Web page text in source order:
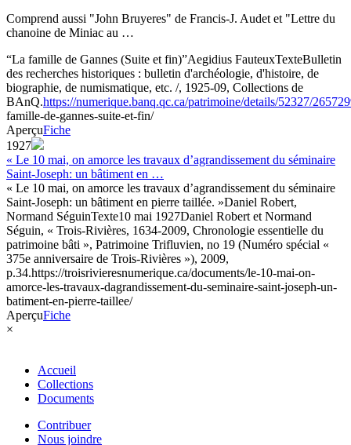
Comprend aussi "John Bruyeres" de Francis-J. Audet et "Lettre du
chanoine de Miniac au …
“La famille de Gannes (Suite et fin)”Aegidius FauteuxTexteBulletin
des recherches historiques : bulletin d'archéologie, d'histoire, de
biographie, de numismatique, etc. /, 1925-09, Collections de
BAnQ.https://numerique.banq.qc.ca/patrimoine/details/52327/
famille-de-gannes-suite-et-fin/
AperçuFiche
1927
« Le 10 mai, on amorce les travaux d’agrandissement du séminaire
Saint-Joseph: un bâtiment en …
« Le 10 mai, on amorce les travaux d’agrandissement du séminaire
Saint-Joseph: un bâtiment en pierre taillée. »Daniel Robert,
Normand SéguinTexte10 mai 1927Daniel Robert et Normand
Séguin, « Trois-Rivières, 1634-2009, Chronologie essentielle du
patrimoine bâti », Patrimoine Trifluvien, no 19 (Numéro spécial «
375e anniversaire de Trois-Rivières »), 2009,
p.34.https://troisrivieresnumerique.ca/documents/le-10-mai-on-
amorce-les-travaux-dagrandissement-du-seminaire-saint-joseph-un-
batiment-en-pierre-taillee/
AperçuFiche
×
Accueil
Collections
Documents
Contribuer
Nous joindre